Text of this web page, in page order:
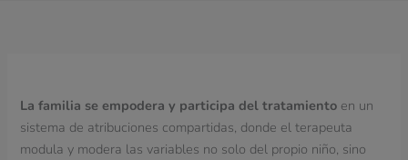
La familia se empodera y participa del tratamiento en un
sistema de atribuciones compartidas, donde el terapeuta
modula y modera las variables no solo del propio niño, sino